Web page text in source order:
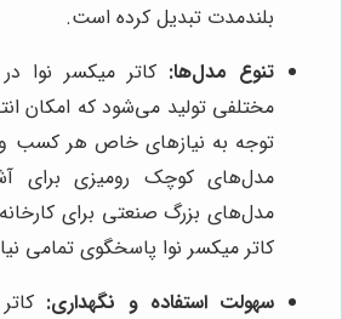
بلندمدت تبدیل کرده است.
تنوع مدل‌ها: کاتر میکسر نوا
مختلفی تولید می‌شود که امکان
توجه به نیازهای خاص هر کسب و
مدل‌های کوچک رومیزی برای
مدل‌های بزرگ صنعتی برای
کاتر میکسر نوا پاسخگوی تمامی
سهولت استفاده و نگهداری: